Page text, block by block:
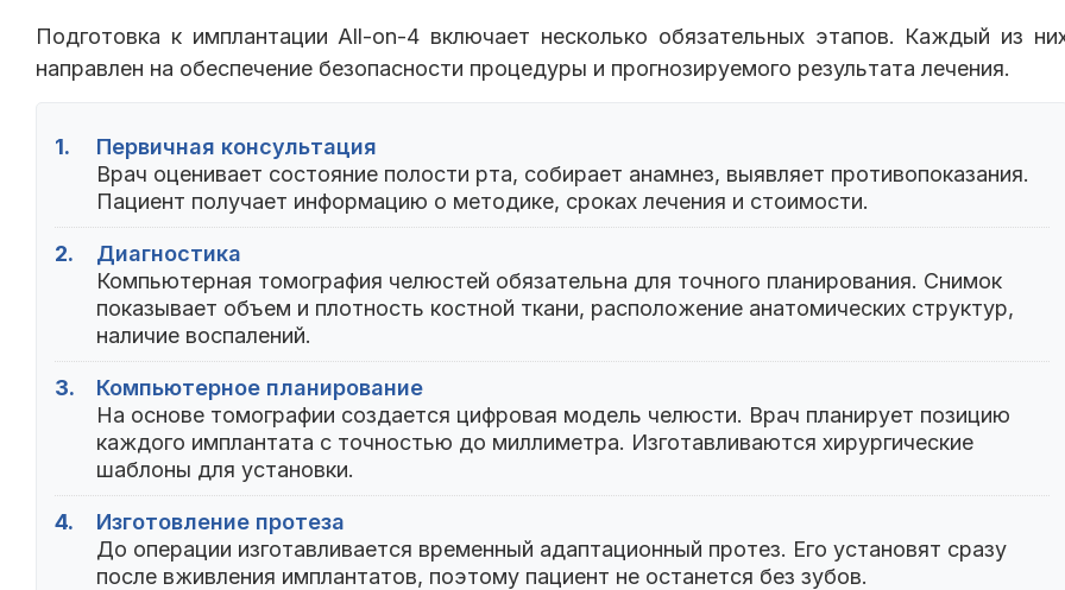
Подготовка к имплантации All-on-4 включает несколько обязательных этапов. Каждый из
направлен на обеспечение безопасности процедуры и прогнозируемого результата лечения.
1.
Первичная консультация
Врач оценивает состояние полости рта, собирает анамнез, выявляет противопоказания.
Пациент получает информацию о методике, сроках лечения и стоимости.
2.
Диагностика
Компьютерная томография челюстей обязательна для точного планирования. Снимок
показывает объем и плотность костной ткани, расположение анатомических структур,
наличие воспалений.
3.
Компьютерное планирование
На основе томографии создается цифровая модель челюсти. Врач планирует позицию
каждого имплантата с точностью до миллиметра. Изготавливаются хирургические
шаблоны для установки.
4.
Изготовление протеза
До операции изготавливается временный адаптационный протез. Его установят сразу
после вживления имплантатов, поэтому пациент не останется без зубов.